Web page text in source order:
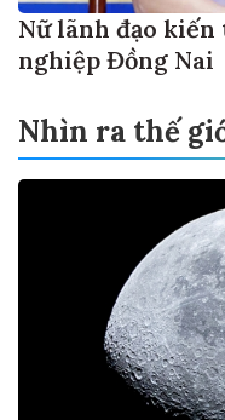
Nữ lãnh đạo
nghiệp Đồng Nai
Nhìn ra thế